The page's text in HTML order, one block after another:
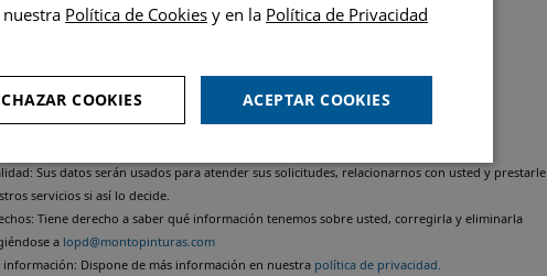
básica sobre la Normativa de protección de datos personales:
PINTURAS MONTÓ, S.A.U.
Sus datos serán usados para atender sus solicitudes, relacionarnos con usted y prestarle
servicios si así lo decide.
Tiene derecho a saber qué información tenemos sobre usted, corregirla y eliminarla
a lopd@montopinturas.com
información: Dispone de más información en nuestra política de privacidad.
nuestra Política de Cookies y en la Política de Privacidad
ACEPTAR COOKIES
COOKIES